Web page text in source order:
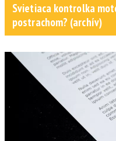
Svietiaca kontrolka
postrachom? (archív)